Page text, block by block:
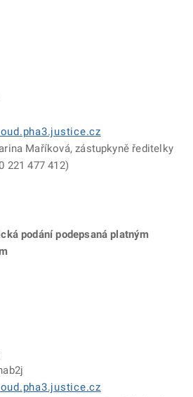
Maříková, zástupkyně ředitelky
221 477 412)
podání podepsaná platným